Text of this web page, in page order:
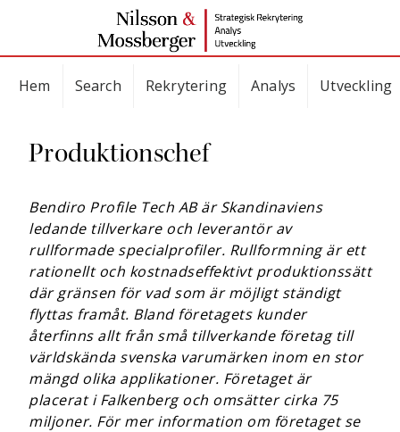
Hem Search Rekrytering Analys Utveckling
Produktionschef
Bendiro Profile Tech AB är Skandinaviens
ledande tillverkare och leverantör av
rullformade specialprofiler. Rullformning är ett
rationellt och kostnadseffektivt produktionssätt
där gränsen för vad som är möjligt ständigt
flyttas framåt. Bland företagets kunder
återfinns allt från små tillverkande företag till
världskända svenska varumärken inom en stor
mängd olika applikationer. Företaget är
placerat i Falkenberg och omsätter cirka 75
miljoner. För mer information om företaget se